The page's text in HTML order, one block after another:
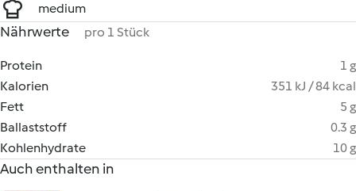
medium
Nährwerte pro 1 Stück
Protein
1 g
Kalorien
351 kJ / 84 kcal
Fett
5 g
Ballaststoff
0.3 g
Kohlenhydrate
10 g
Auch enthalten in